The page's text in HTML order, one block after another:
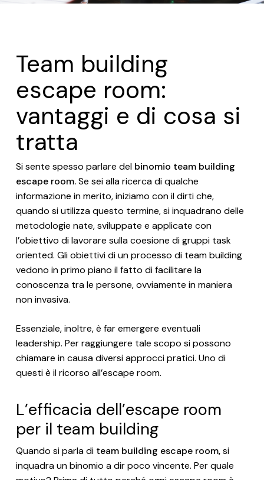
Team building
escape room:
vantaggi e di cosa si
tratta
Si sente spesso parlare delbinomio team building
escape room.Se sei alla ricerca di qualche
informazione in merito, iniziamo con il dirti che,
quando si utilizza questo termine, si inquadrano delle
metodologie nate, sviluppate e applicate con
l’obiettivo di lavorare sulla coesione di gruppi task
oriented. Gli obiettivi di un processo di team building
vedono in primo piano il fatto di facilitare la
conoscenza tra le persone, ovviamente in maniera
non invasiva.
Essenziale, inoltre, è far emergere eventuali
leadership. Per raggiungere tale scopo si possono
chiamare in causa diversi approcci pratici. Uno di
questi è il ricorso all’escape room.
L’efficacia dell’escape room
per il team building
Quando si parla di team building escape room,si
inquadra un binomio a dir poco vincente. Per quale